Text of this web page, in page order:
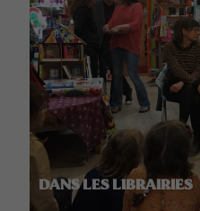
DANS LES LIBRAIRIES